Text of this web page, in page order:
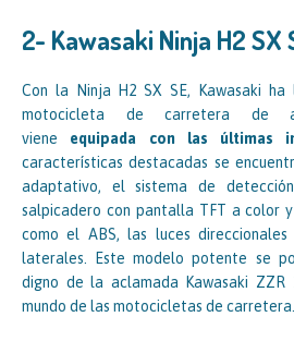
2- Kawasaki Ninja H2 SX
Con la Ninja H2 SX SE, Kawasaki
motocicleta de carretera de
viene equipada con las últimas
características destacadas se
adaptativo, el sistema de
salpicadero con pantalla TFT a color
como el ABS, las luces
laterales. Este modelo potente se
digno de la aclamada Kawasaki
mundo de las motocicletas de carretera.